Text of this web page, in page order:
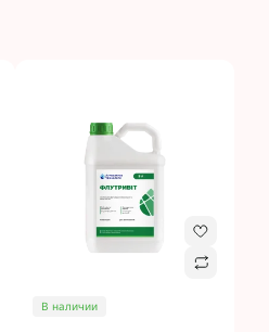
В наличии